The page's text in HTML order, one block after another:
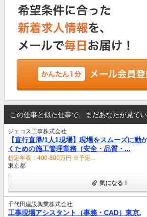
この仕事と似た仕事で、まだあなたが見て
ジェコス工事株式会社
【直行直帰/1人1現場】現場をスムーズに動
くための施工管理業務（安全・品質・...
想定年収：400-800万円 ※予定...
東京都
気になる！
千代田建設興業株式会社
工事現場アシスタント（事務・CAD）東京.